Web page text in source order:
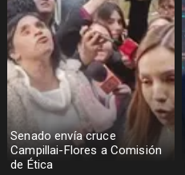
Senado envía cruce
Campillai-Flores a Comisión
de Ética